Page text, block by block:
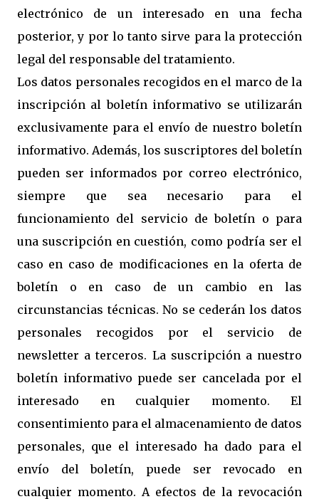
electrónico de un interesado en una fecha
posterior, y por lo tanto sirve para la protección
legal del responsable del tratamiento.
Los datos personales recogidos en el marco de la
inscripción al boletín informativo se utilizarán
exclusivamente para el envío de nuestro boletín
informativo. Además, los suscriptores del boletín
pueden ser informados por correo electrónico,
siempre que sea necesario para el
funcionamiento del servicio de boletín o para
una suscripción en cuestión, como podría ser el
caso en caso de modificaciones en la oferta de
boletín o en caso de un cambio en las
circunstancias técnicas. No se cederán los datos
personales recogidos por el servicio de
newsletter a terceros. La suscripción a nuestro
boletín informativo puede ser cancelada por el
interesado en cualquier momento. El
consentimiento para el almacenamiento de datos
personales, que el interesado ha dado para el
envío del boletín, puede ser revocado en
cualquier momento. A efectos de la revocación